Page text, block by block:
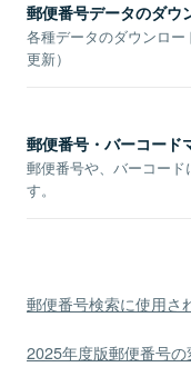
郵便番号データのダウ
各種データのダウンロー
更新）
郵便番号・バーコード
郵便番号や、バーコー
す。
郵便番号検索に使用さ
2025年度版郵便番号の